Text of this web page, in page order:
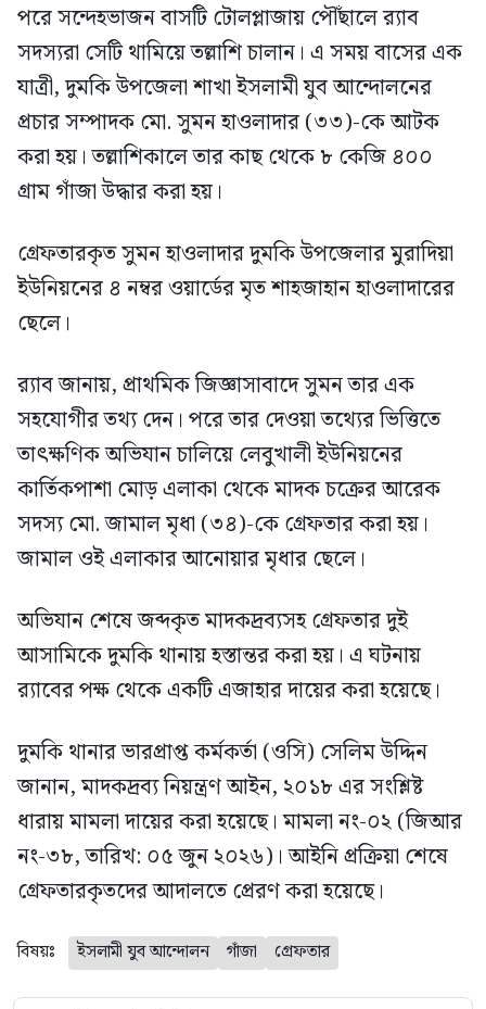
পরে সন্দেহভাজন বাসটি টোলপ্লাজায় পৌঁছালে র‍্যাব
সদস্যরা সেটি থামিয়ে তল্লাশি চালান। এ সময় বাসের এক
যাত্রী, দুমকি উপজেলা শাখা ইসলামী যুব আন্দোলনের
প্রচার সম্পাদক মো. সুমন হাওলাদার (৩৩)-কে আটক
করা হয়। তল্লাশিকালে তার কাছ থেকে ৮ কেজি ৪০০
গ্রাম গাঁজা উদ্ধার করা হয়।
গ্রেফতারকৃত সুমন হাওলাদার দুমকি উপজেলার মুরাদিয়া
ইউনিয়নের ৪ নম্বর ওয়ার্ডের মৃত শাহজাহান হাওলাদারের
ছেলে।
র‍্যাব জানায়, প্রাথমিক জিজ্ঞাসাবাদে সুমন তার এক
সহযোগীর তথ্য দেন। পরে তার দেওয়া তথ্যের ভিত্তিতে
তাৎক্ষণিক অভিযান চালিয়ে লেবুখালী ইউনিয়নের
কার্তিকপাশা মোড় এলাকা থেকে মাদক চক্রের আরেক
সদস্য মো. জামাল মৃধা (৩৪)-কে গ্রেফতার করা হয়।
জামাল ওই এলাকার আনোয়ার মৃধার ছেলে।
অভিযান শেষে জব্দকৃত মাদকদ্রব্যসহ গ্রেফতার দুই
আসামিকে দুমকি থানায় হস্তান্তর করা হয়। এ ঘটনায়
র‍্যাবের পক্ষ থেকে একটি এজাহার দায়ের করা হয়েছে।
দুমকি থানার ভারপ্রাপ্ত কর্মকর্তা (ওসি) সেলিম উদ্দিন
জানান, মাদকদ্রব্য নিয়ন্ত্রণ আইন, ২০১৮ এর সংশ্লিষ্ট
ধারায় মামলা দায়ের করা হয়েছে। মামলা নং-০২ (জিআর
নং-৩৮, তারিখ: ০৫ জুন ২০২৬)। আইনি প্রক্রিয়া শেষে
গ্রেফতারকৃতদের আদালতে প্রেরণ করা হয়েছে।
বিষয়ঃ ইসলামী যুব আন্দোলন গাঁজা গ্রেফতার